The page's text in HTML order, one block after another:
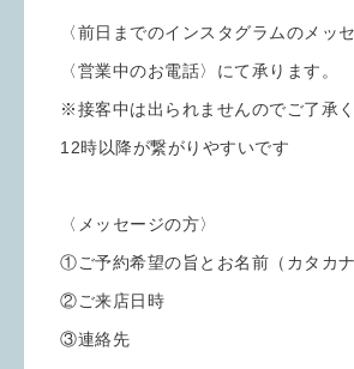
〈前日までのインスタグラムのメッ
〈営業中のお電話〉にて承ります。
※接客中は出られませんのでご了承く
12時以降が繋がりやすいです
〈メッセージの方〉
①ご予約希望の旨とお名前（カタカナ
②ご来店日時
③連絡先